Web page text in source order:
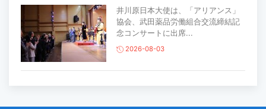
井川原日本大使は、「アリアンス」
協会、武田薬品労働組合交流締結記
念コンサートに出席...
2026-08-03